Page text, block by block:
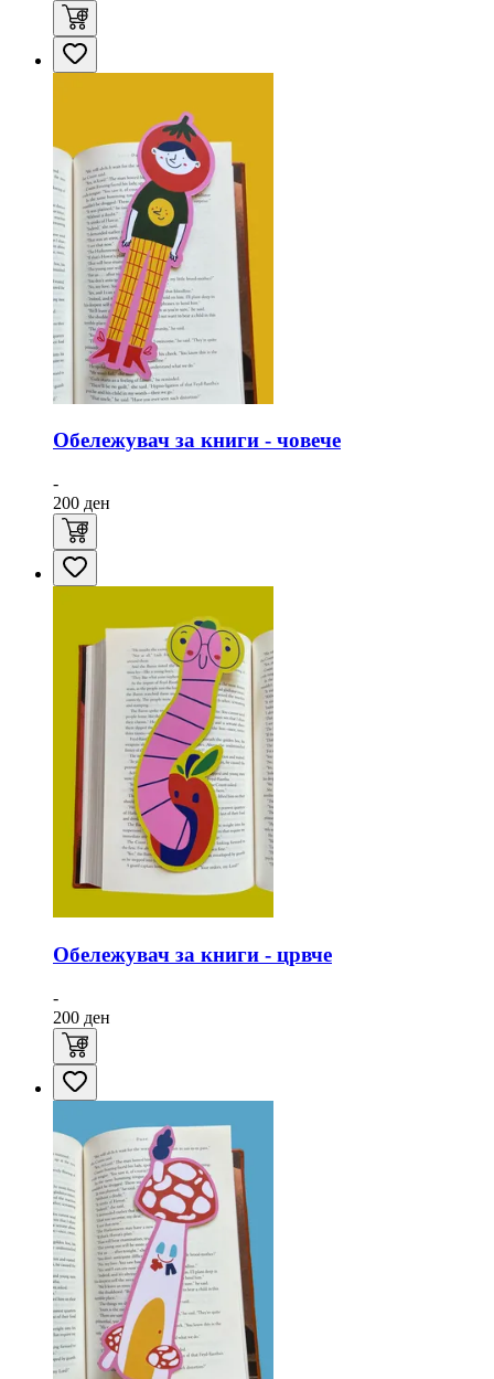
Обележувач за книги - човече
-
200 ден
Обележувач за книги - црвче
-
200 ден